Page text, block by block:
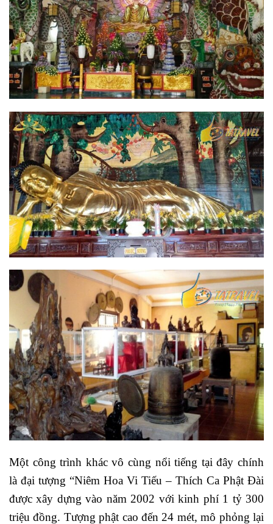
Một công trình khác vô cùng nổi tiếng tại đây chính
là đại tượng “Niêm Hoa Vi Tiếu – Thích Ca Phật Đài
được xây dựng vào năm 2002 với kinh phí 1 tỷ 300
triệu đồng. Tượng phật cao đến 24 mét, mô phỏng lại